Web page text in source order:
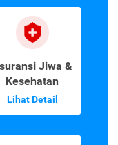
Jiwa &
Kesehatan
Lihat Detail